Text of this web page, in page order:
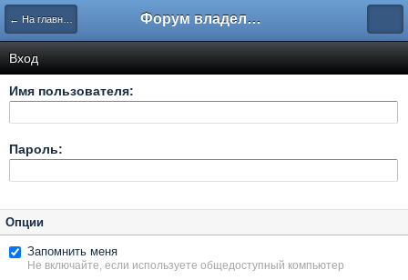
← На главную Форум владельцев интернет-магазинов
Вход
Имя пользователя:
Пароль:
Опции
Запомнить меня
Не включайте, если используете общедоступный компьютер